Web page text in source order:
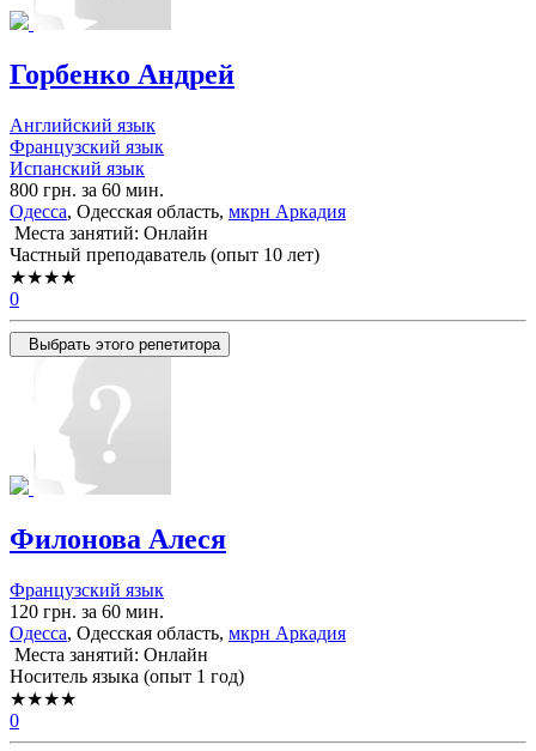
Горбенко Андрей
Английский язык
Французский язык
Испанский язык
800 грн. за 60 мин.
Одесса, Одесская область, мкрн Аркадия
Места занятий: Онлайн
Частный преподаватель (опыт 10 лет)
★★★★
0
Выбрать этого репетитора
Филонова Алеся
Французский язык
120 грн. за 60 мин.
Одесса, Одесская область, мкрн Аркадия
Места занятий: Онлайн
Носитель языка (опыт 1 год)
★★★★
0